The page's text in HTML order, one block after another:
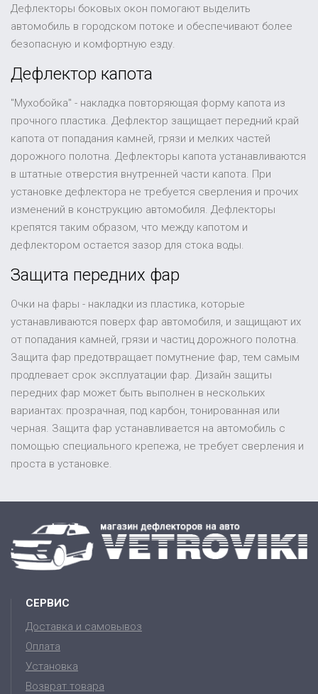
Дефлекторы боковых окон помогают выделить
автомобиль в городском потоке и обеспечивают более
безопасную и комфортную езду.
Дефлектор капота
"Мухобойка" - накладка повторяющая форму капота из
прочного пластика. Дефлектор защищает передний край
капота от попадания камней, грязи и мелких частей
дорожного полотна. Дефлекторы капота устанавливаются
в штатные отверстия внутренней части капота. При
установке дефлектора не требуется сверления и прочих
изменений в конструкцию автомобиля. Дефлекторы
крепятся таким образом, что между капотом и
дефлектором остается зазор для стока воды.
Защита передних фар
Очки на фары - накладки из пластика, которые
устанавливаются поверх фар автомобиля, и защищают их
от попадания камней, грязи и частиц дорожного полотна.
Защита фар предотвращает помутнение фар, тем самым
продлевает срок эксплуатации фар. Дизайн защиты
передних фар может быть выполнен в нескольких
вариантах: прозрачная, под карбон, тонированная или
черная. Защита фар устанавливается на автомобиль с
помощью специального крепежа, не требует сверления и
проста в установке.
СЕРВИС
Доставка и самовывоз
Оплата
Установка
Возврат товара